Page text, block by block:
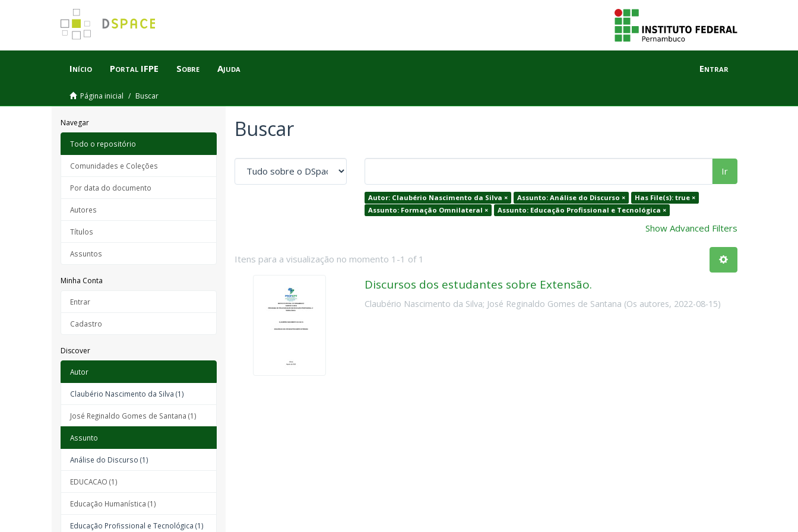
Início Portal IFPE Sobre Ajuda Entrar
Página inicial Buscar
Navegar
Todo o repositório
Comunidades e Coleções
Por data do documento
Autores
Títulos
Assuntos
Minha Conta
Entrar
Cadastro
Discover
Autor
Claubério Nascimento da Silva (1)
José Reginaldo Gomes de Santana (1)
Assunto
Análise do Discurso (1)
EDUCACAO (1)
Educação Humanística (1)
Educação Profissional e Tecnológica (1)
Buscar
Ir
Autor: Claubério Nascimento da Silva × Assunto: Análise do Discurso ×
Has File(s): true ×
Assunto: Formação Omnilateral ×
Assunto: Educação Profissional e Tecnológica ×
Show Advanced Filters
Itens para a visualização no momento 1-1 of 1
Discursos dos estudantes sobre Extensão.
Claubério Nascimento da Silva; José Reginaldo Gomes de Santana (Os autores, 2022-08-15)